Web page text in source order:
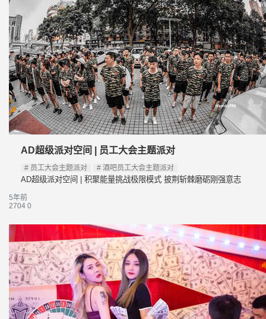
AD超级派对空间 | 员工大会主题派对
员工大会主题派对 酒吧员工大会主题派对
AD超级派对空间 | 积聚能量挑战极限模式 披荆斩棘磨砺刚强意志
5年前
2704 0